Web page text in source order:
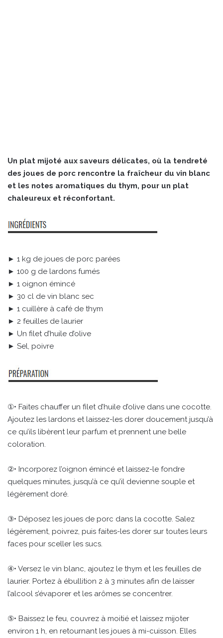
Un plat mijoté aux saveurs délicates, où la tendreté
des joues de porc rencontre la fraîcheur du vin blanc
et les notes aromatiques du thym, pour un plat
chaleureux et réconfortant.
► 1 kg de joues de porc parées
► 100 g de lardons fumés
► 1 oignon émincé
► 30 cl de vin blanc sec
► 1 cuillère à café de thym
► 2 feuilles de laurier
► Un filet d’huile d’olive
► Sel, poivre
①• Faites chauffer un filet d’huile d’olive dans une cocotte.
Ajoutez les lardons et laissez-les dorer doucement jusqu’à
ce qu’ils libèrent leur parfum et prennent une belle
coloration.
②• Incorporez l’oignon émincé et laissez-le fondre
quelques minutes, jusqu’à ce qu’il devienne souple et
légèrement doré.
③• Déposez les joues de porc dans la cocotte. Salez
légèrement, poivrez, puis faites-les dorer sur toutes leurs
faces pour sceller les sucs.
④• Versez le vin blanc, ajoutez le thym et les feuilles de
laurier. Portez à ébullition 2 à 3 minutes afin de laisser
l’alcool s’évaporer et les arômes se concentrer.
⑤• Baissez le feu, couvrez à moitié et laissez mijoter
environ 1 h, en retournant les joues à mi-cuisson. Elles